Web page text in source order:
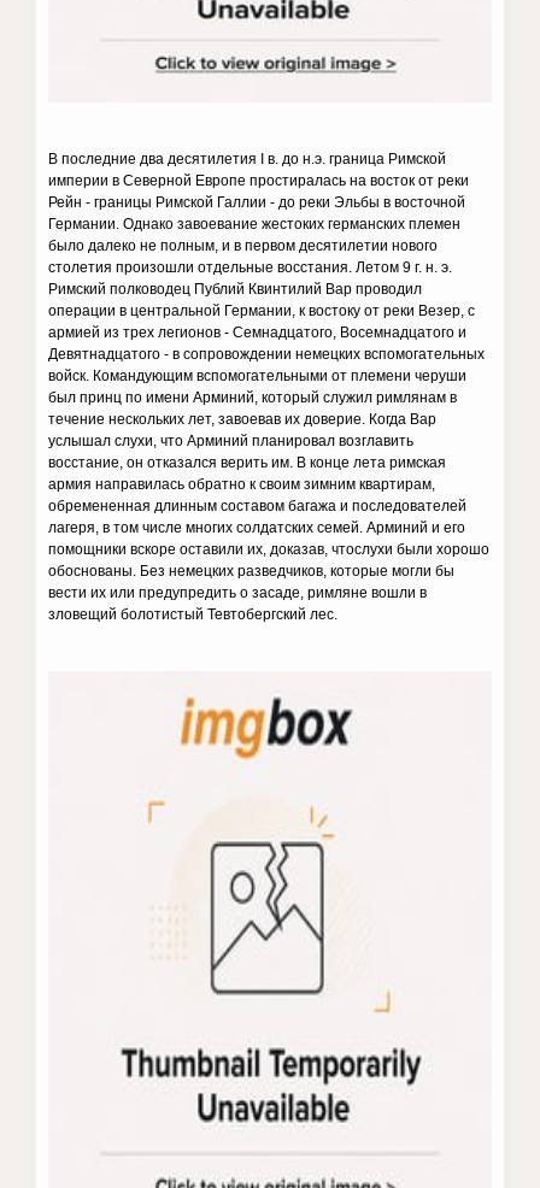
В последние два десятилетия I в. до н.э. граница Римской
империи в Северной Европе простиралась на восток от реки
Рейн - границы Римской Галлии - до реки Эльбы в восточной
Германии. Однако завоевание жестоких германских племен
было далеко не полным, и в первом десятилетии нового
столетия произошли отдельные восстания. Летом 9 г. н. э.
Римский полководец Публий Квинтилий Вар проводил
операции в центральной Германии, к востоку от реки Везер, с
армией из трех легионов - Семнадцатого, Восемнадцатого и
Девятнадцатого - в сопровождении немецких вспомогательных
войск. Командующим вспомогательными от племени черуши
был принц по имени Арминий, который служил римлянам в
течение нескольких лет, завоевав их доверие. Когда Вар
услышал слухи, что Арминий планировал возглавить
восстание, он отказался верить им. В конце лета римская
армия направилась обратно к своим зимним квартирам,
обремененная длинным составом багажа и последователей
лагеря, в том числе многих солдатских семей. Арминий и его
помощники вскоре оставили их, доказав, чтослухи были хорошо
обоснованы. Без немецких разведчиков, которые могли бы
вести их или предупредить о засаде, римляне вошли в
зловещий болотистый Тевтобергский лес.